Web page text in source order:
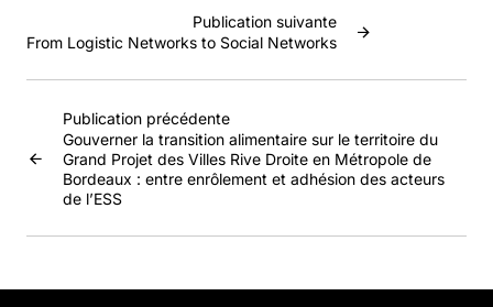
Publication précédente
Gouverner la transition alimentaire sur le territoire du
Grand Projet des Villes Rive Droite en Métropole de
Bordeaux : entre enrôlement et adhésion des acteurs
de l’ESS
Publication suivante
From Logistic Networks to Social Networks